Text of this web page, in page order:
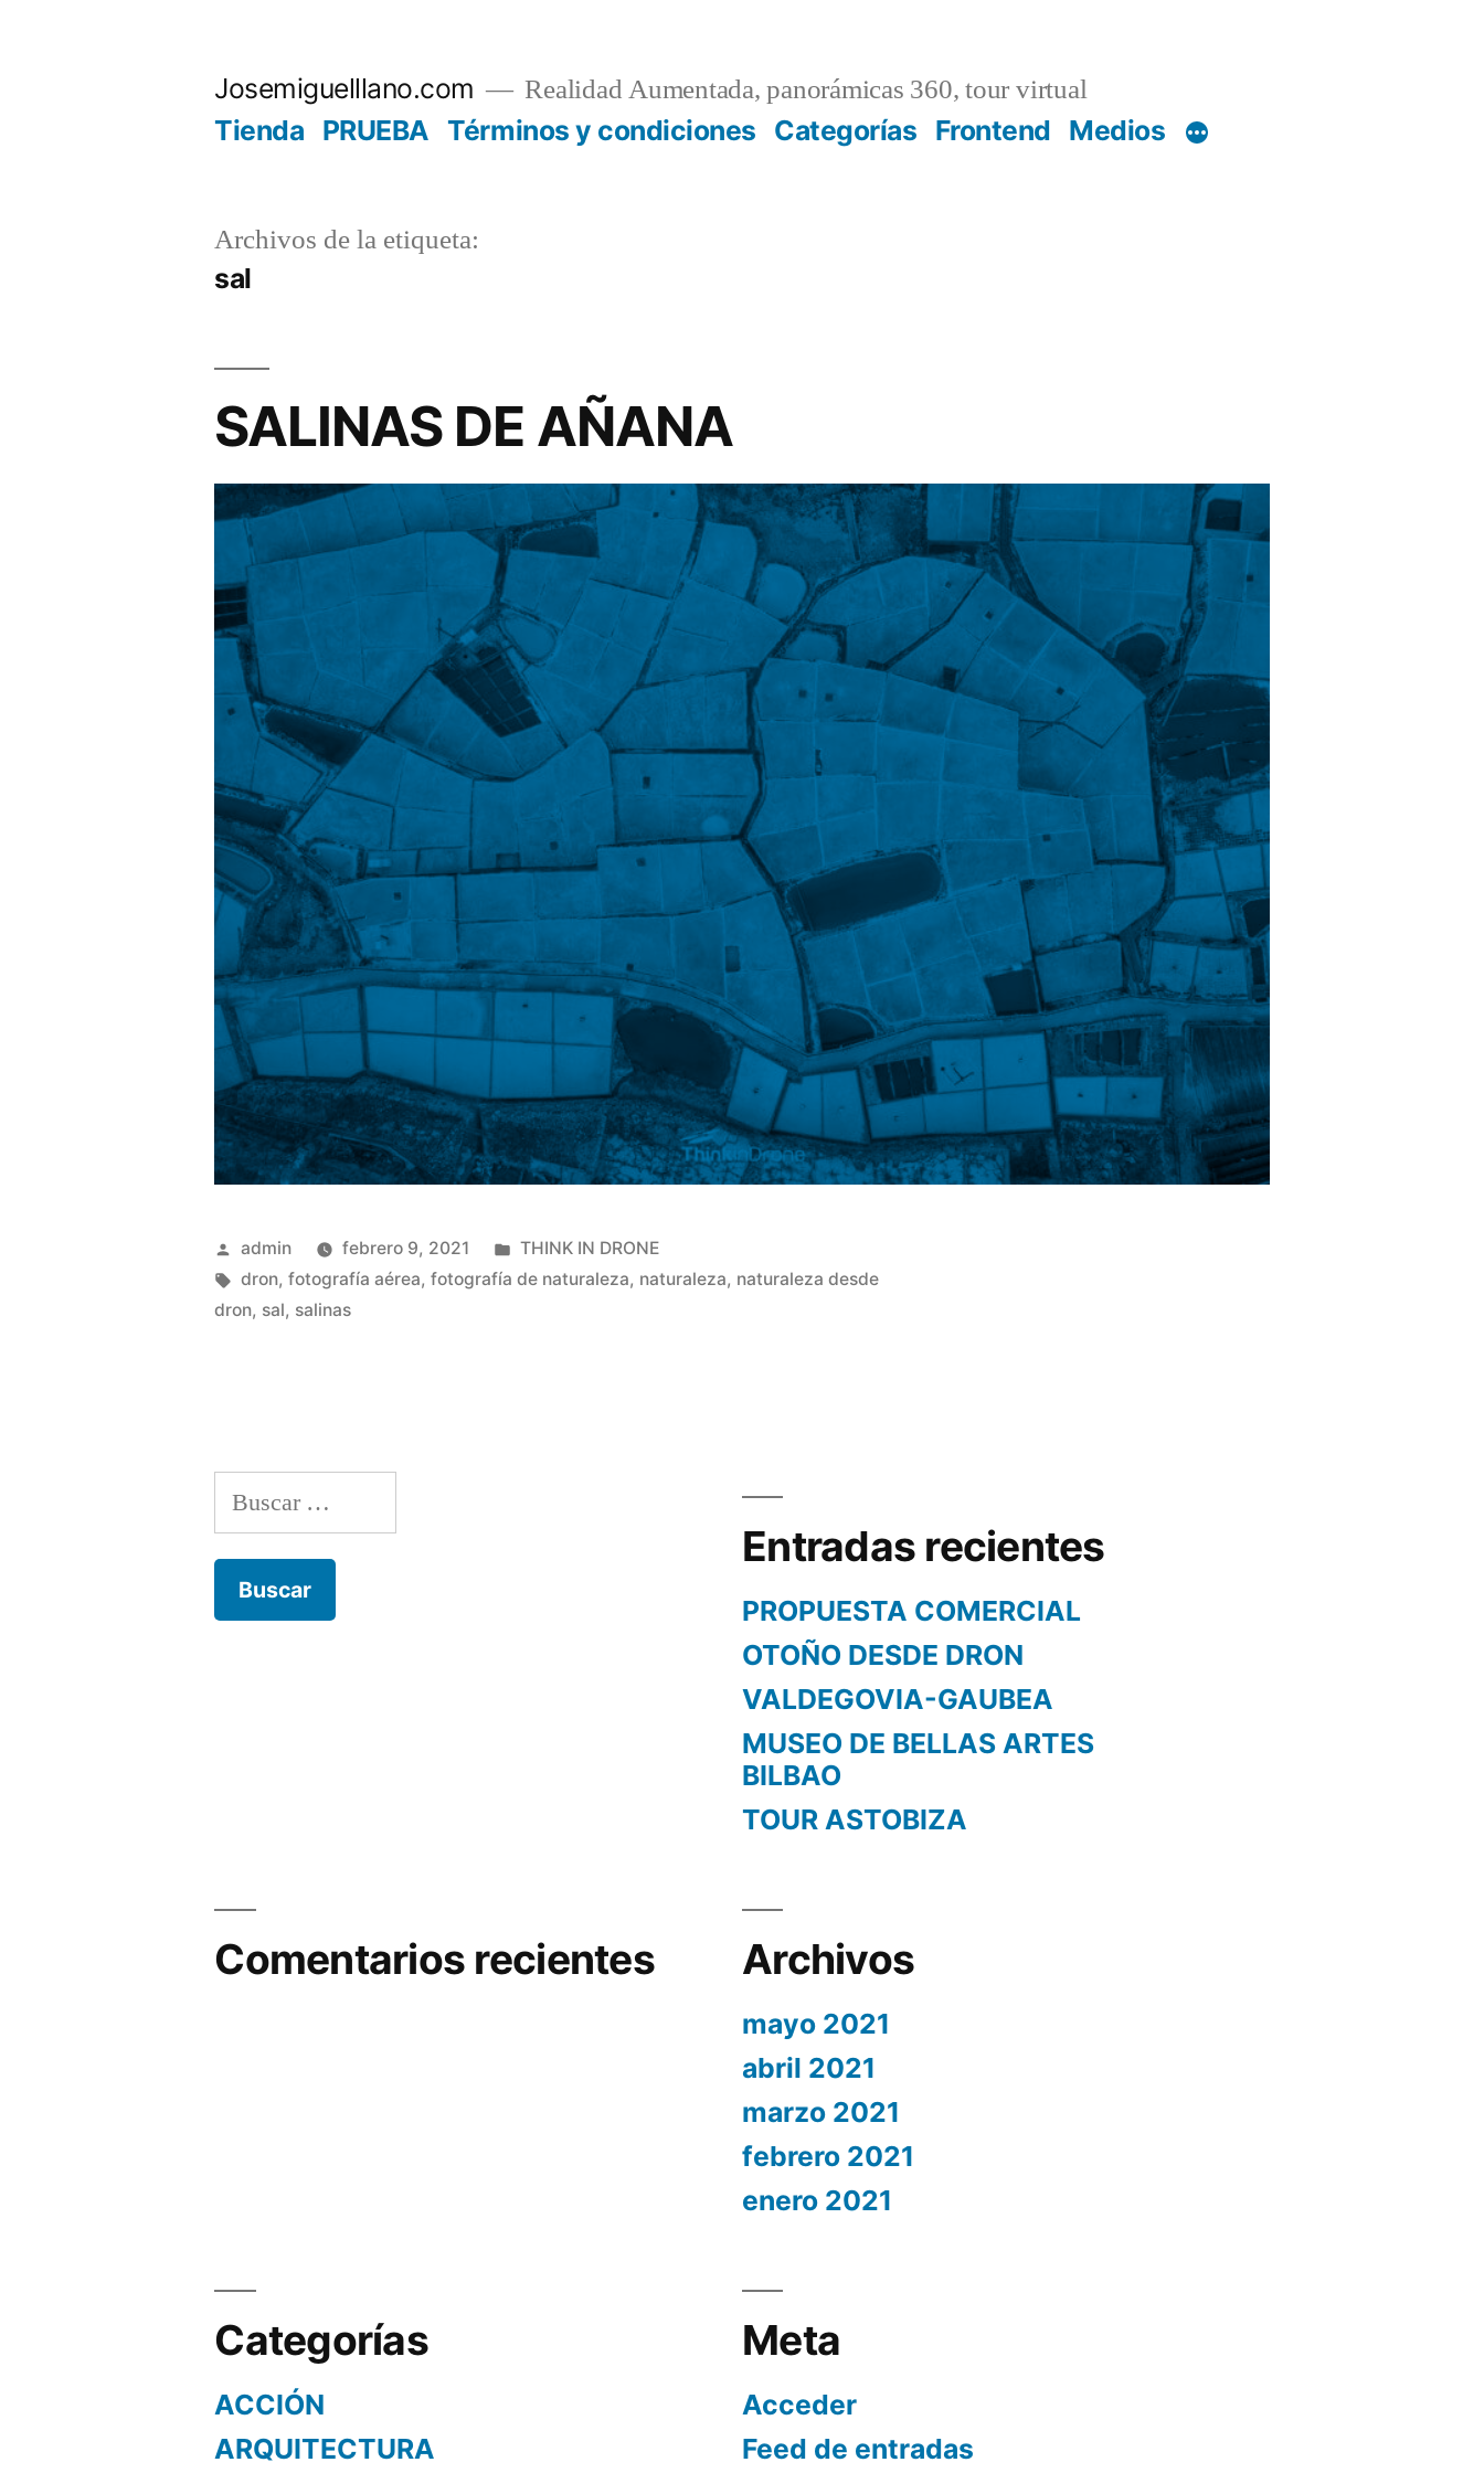
Josemiguelllano.com Realidad Aumentada, panorámicas 360, tour virtual
Tienda PRUEBA Términos y condiciones Categorías Frontend Medios
Archivos de la etiqueta:
sal
SALINAS DE AÑANA
Publicado
por
admin febrero 9, 2021
Publicado
en
THINK IN DRONE
Etiquetas:
dron,fotografía aérea,fotografía de naturaleza, naturaleza, naturaleza desde
dron, sal, salinas
Buscar:
Entradas recientes
PROPUESTA COMERCIAL
OTOÑO DESDE DRON
VALDEGOVIA-GAUBEA
MUSEO DE BELLAS ARTES
BILBAO
TOUR ASTOBIZA
Comentarios recientes Archivos
mayo 2021
abril 2021
marzo 2021
febrero 2021
enero 2021
Categorías
ACCIÓN
ARQUITECTURA
Meta
Acceder
Feed de entradas